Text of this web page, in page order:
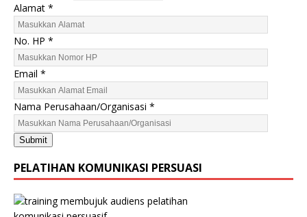
Alamat *
No. HP *
H
P
A
l
a
m
a
t
P
e
Email *
Nama Perusahaan/Organisasi *
Submit
PELATIHAN KOMUNIKASI PERSUASI